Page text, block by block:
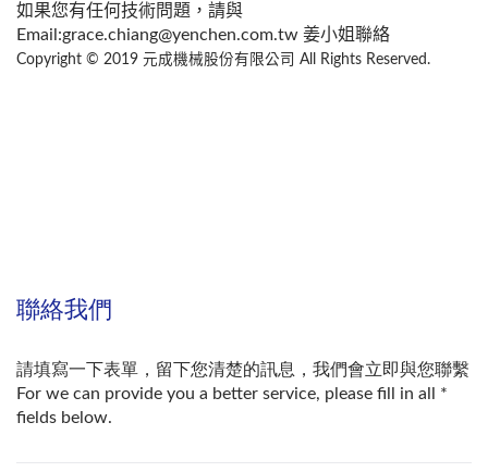
如果您有任何技術問題，請與
Email:grace.chiang@yenchen.com.tw 姜小姐聯絡
Copyright © 2019 元成機械股份有限公司 All Rights Reserved.